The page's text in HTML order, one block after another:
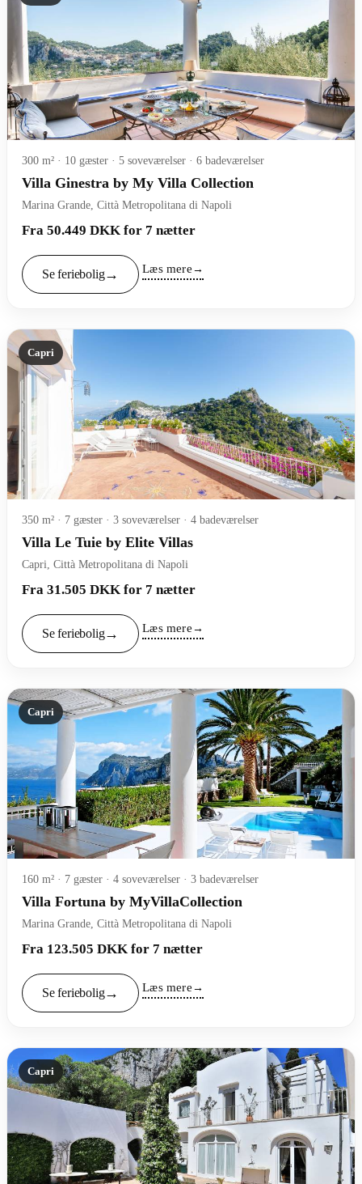
300 m² · 10 gæster · 5 soveværelser · 6 badeværelser
Villa Ginestra by My Villa Collection
Marina Grande, Città Metropolitana di Napoli
Fra 50.449 DKK for 7 nætter
Se feriebolig Læs mere
Capri
350 m² · 7 gæster · 3 soveværelser · 4 badeværelser
Villa Le Tuie by Elite Villas
Capri, Città Metropolitana di Napoli
Fra 31.505 DKK for 7 nætter
Se feriebolig Læs mere
Capri
160 m² · 7 gæster · 4 soveværelser · 3 badeværelser
Villa Fortuna by MyVillaCollection
Marina Grande, Città Metropolitana di Napoli
Fra 123.505 DKK for 7 nætter
Se feriebolig Læs mere
Capri